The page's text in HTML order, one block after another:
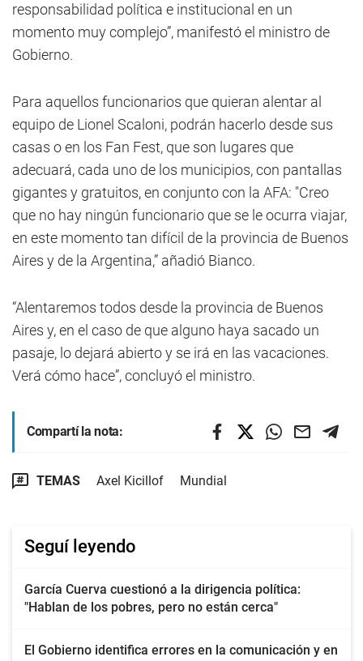
responsabilidad política e institucional en un
momento muy complejo”, manifestó el ministro de
Gobierno.
Para aquellos funcionarios que quieran alentar al
equipo de Lionel Scaloni, podrán hacerlo desde sus
casas o en los Fan Fest, que son lugares que
adecuará, cada uno de los municipios, con pantallas
gigantes y gratuitos, en conjunto con la AFA: "Creo
que no hay ningún funcionario que se le ocurra viajar,
en este momento tan difícil de la provincia de Buenos
Aires y de la Argentina,” añadió Bianco.
“Alentaremos todos desde la provincia de Buenos
Aires y, en el caso de que alguno haya sacado un
pasaje, lo dejará abierto y se irá en las vacaciones.
Verá cómo hace”, concluyó el ministro.
Compartí la nota:
TEMAS Axel Kicillof Mundial
Seguí leyendo
García Cuerva cuestionó a la dirigencia política:
"Hablan de los pobres, pero no están cerca"
El Gobierno identifica errores en la comunicación y en